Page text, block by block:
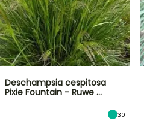
Deschampsia cespitosa
Pixie Fountain - Ruwe …
30